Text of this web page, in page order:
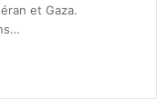
et Gaza.